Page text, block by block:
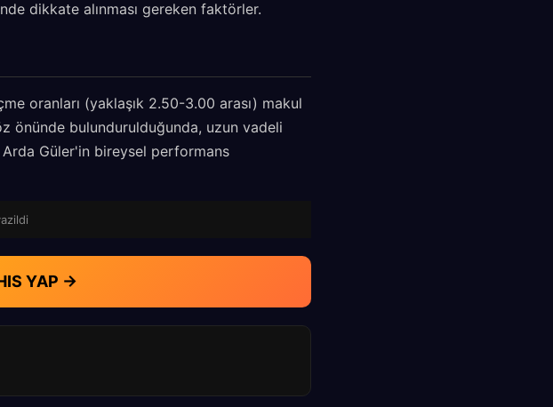
dikkate alınması gereken faktörler.
oranları (yaklaşık 2.50-3.00 arası) makul
önünde bulundurulduğunda, uzun vadeli
Güler'in bireysel performans
YAP →